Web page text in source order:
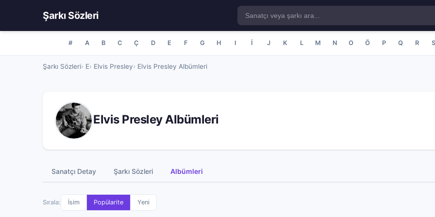
Şarkı Sözleri
# A B C Ç D E F G H I İ J K L M N O Ö P Q R S
Şarkı Sözleri E Elvis Presley Elvis Presley Albümleri
Elvis Presley Albümleri
Sanatçı Detay Şarkı Sözleri Albümleri
Sırala: İsim Popülarite Yeni